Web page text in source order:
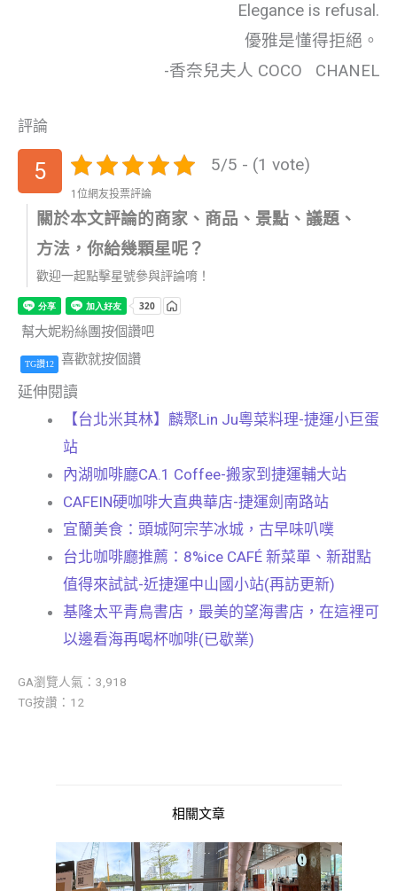
Elegance is refusal.
優雅是懂得拒絕。
-香奈兒夫人 COCO CHANEL
評論
5 5/5 - (1 vote)
1位網友投票評論
關於本文評論的商家、商品、景點、議題、
方法，你給幾顆星呢？
歡迎一起點擊星號參與評論唷！
幫大妮粉絲團按個讚吧
TG讚12 喜歡就按個讚
延伸閱讀
【台北米其林】麟聚Lin Ju粵菜料理-捷運小巨蛋
站
內湖咖啡廳CA.1 Coffee-搬家到捷運輔大站
CAFEIN硬咖啡大直典華店-捷運劍南路站
宜蘭美食：頭城阿宗芋冰城，古早味叭噗
台北咖啡廳推薦：8%ice CAFÉ 新菜單、新甜點
值得來試試-近捷運中山國小站(再訪更新)
基隆太平青鳥書店，最美的望海書店，在這裡可
以邊看海再喝杯咖啡(已歇業)
GA瀏覽人氣：3,918
TG按讚：12
相關文章